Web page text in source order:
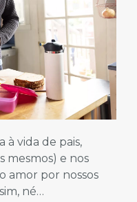
à vida de pais,
mesmos) e nos
amor por nossos
né…